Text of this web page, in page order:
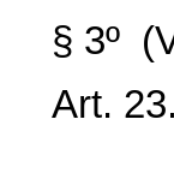
§ 3º
Art. 23.